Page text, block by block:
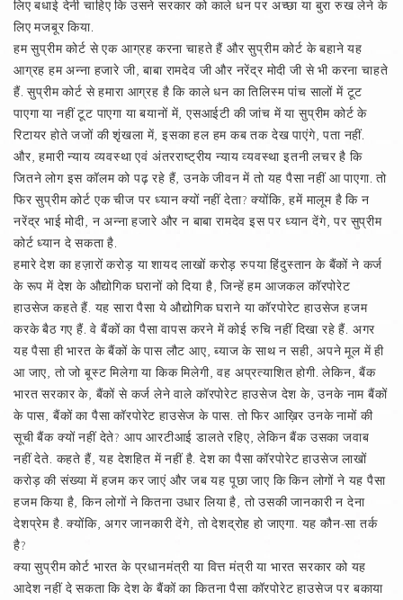
लिए बधाई देनी चाहिए कि उसने सरकार को काले धन पर अच्छा या बुरा रुख लेने के
लिए मजबूर किया.
हम सुप्रीम कोर्ट से एक आग्रह करना चाहते हैं और सुप्रीम कोर्ट के बहाने यह
आग्रह हम अन्ना हजारे जी, बाबा रामदेव जी और नरेंद्र मोदी जी से भी करना चाहते
हैं. सुप्रीम कोर्ट से हमारा आग्रह है कि काले धन का तिलिस्म पांच सालों में टूट
पाएगा या नहीं टूट पाएगा या बयानों में, एसआईटी की जांच में या सुप्रीम कोर्ट के
रिटायर होते जजों की शृंखला में, इसका हल हम कब तक देख पाएंगे, पता नहीं.
और, हमारी न्याय व्यवस्था एवं अंतरराष्ट्रीय न्याय व्यवस्था इतनी लचर है कि
जितने लोग इस कॉलम को पढ़ रहे हैं, उनके जीवन में तो यह पैसा नहीं आ पाएगा. तो
फिर सुप्रीम कोर्ट एक चीज पर ध्यान क्यों नहीं देता? क्योंकि, हमें मालूम है कि न
नरेंद्र भाई मोदी, न अन्ना हजारे और न बाबा रामदेव इस पर ध्यान देंगे, पर सुप्रीम
कोर्ट ध्यान दे सकता है.
हमारे देश का हज़ारों करोड़ या शायद लाखों करोड़ रुपया हिंदुस्तान के बैंकों ने कर्ज
के रूप में देश के औद्योगिक घरानों को दिया है, जिन्हें हम आजकल कॉरपोरेट
हाउसेज कहते हैं. यह सारा पैसा ये औद्योगिक घराने या कॉरपोरेट हाउसेज हजम
करके बैठ गए हैं. वे बैंकों का पैसा वापस करने में कोई रुचि नहीं दिखा रहे हैं. अगर
यह पैसा ही भारत के बैंकों के पास लौट आए, ब्याज के साथ न सही, अपने मूल में ही
आ जाए, तो जो बूस्ट मिलेगा या किक मिलेगी, वह अप्रत्याशित होगी. लेकिन, बैंक
भारत सरकार के, बैंकों से कर्ज लेने वाले कॉरपोरेट हाउसेज देश के, उनके नाम बैंकों
के पास, बैंकों का पैसा कॉरपोरेट हाउसेज के पास. तो फिर आख़िर उनके नामों की
सूची बैंक क्यों नहीं देते? आप आरटीआई डालते रहिए, लेकिन बैंक उसका जवाब
नहीं देते. कहते हैं, यह देशहित में नहीं है. देश का पैसा कॉरपोरेट हाउसेज लाखों
करोड़ की संख्या में हजम कर जाएं और जब यह पूछा जाए कि किन लोगों ने यह पैसा
हजम किया है, किन लोगों ने कितना उधार लिया है, तो उसकी जानकारी न देना
देशप्रेम है. क्योंकि, अगर जानकारी देंगे, तो देशद्रोह हो जाएगा. यह कौन-सा तर्क
है?
क्या सुप्रीम कोर्ट भारत के प्रधानमंत्री या वित्त मंत्री या भारत सरकार को यह
आदेश नहीं दे सकता कि देश के बैंकों का कितना पैसा कॉरपोरेट हाउसेज पर बकाया